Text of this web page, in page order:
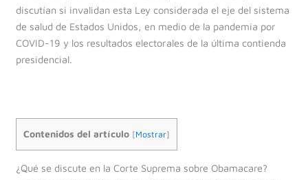
discutían si invalidan esta Ley considerada el eje del sistema
de salud de Estados Unidos, en medio de la pandemia por
COVID-19 y los resultados electorales de la última contienda
presidencial.
Contenidos del artículo [Mostrar]
¿Qué se discute en la Corte Suprema sobre Obamacare?